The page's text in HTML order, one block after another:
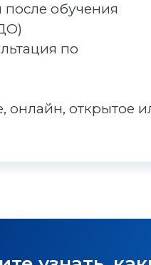
обучения
по
онлайн, открытое